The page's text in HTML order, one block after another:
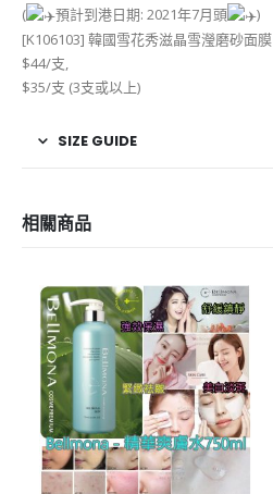
( 預計到港日期: 2021年7月頭
)
[K106103] 韓國雪花秀滋晶雪瀅磨砂面膜
$44/支,
$35/支 (3支或以上)
SIZE GUIDE
相關商品